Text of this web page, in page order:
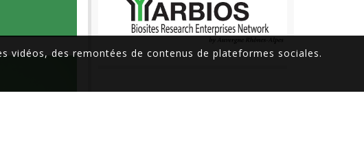
vidéos, des remontées de contenus de plateformes sociales.